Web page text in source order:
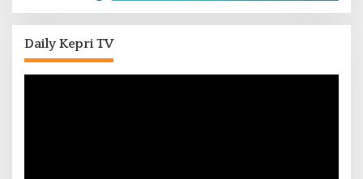
Daily Kepri TV